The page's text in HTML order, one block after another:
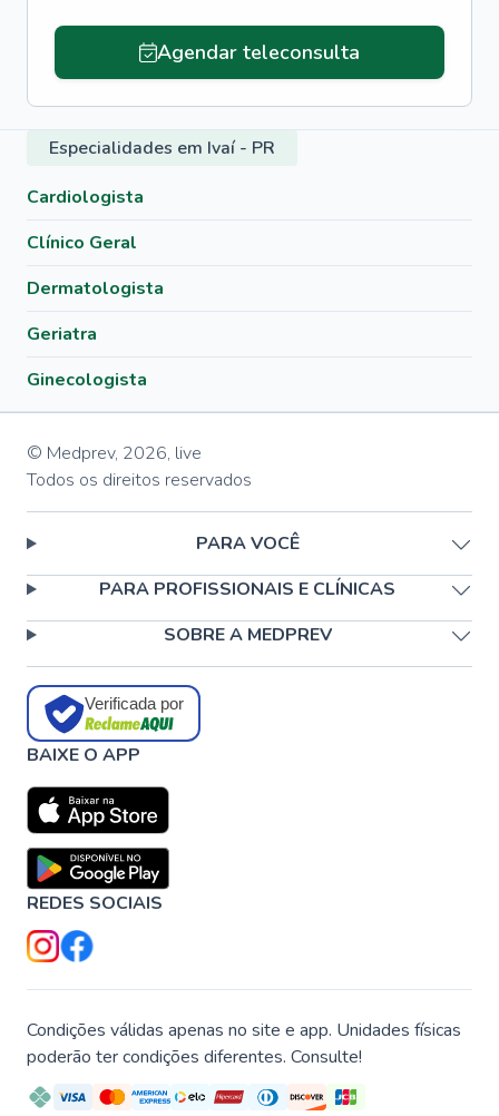
Agendar teleconsulta
Especialidades em Ivaí - PR
Cardiologista
Clínico Geral
Dermatologista
Geriatra
Ginecologista
© Medprev, 2026, live
Todos os direitos reservados
PARA VOCÊ
PARA PROFISSIONAIS E CLÍNICAS
SOBRE A MEDPREV
Verificada por
BAIXE O APP
REDES SOCIAIS
Condições válidas apenas no site e app. Unidades físicas
poderão ter condições diferentes. Consulte!